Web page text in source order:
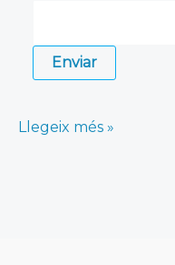
Enviar
casa
Llegeix més »